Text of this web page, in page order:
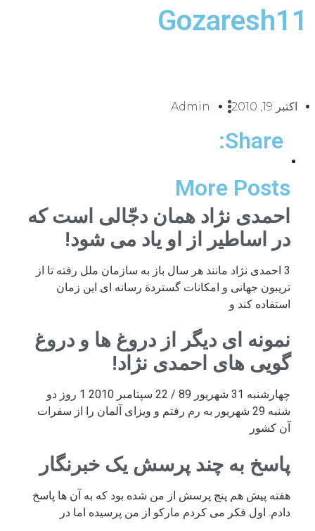
Gozaresh11
اکتبر 19, 2010 Admin
Share:
More Posts
احمدی نژاد همان دجّالی است که
در اساطیر از او یاد می شود!
3 احمدی نژاد مانند هر سال باز به سازمان ملل رفته تا از
تریبون جهانی و امکانات گستردة رسانه ای این زمان
استفاده کند و
نمونه ای دیگر از دروغ ها و دروغ
گویی های احمدی نژاد!
چهارشنبه 31 شهریور 89 / 22 سپتامبر 2010 1 روز دو
شنبه 29 شهریور به رم رفتم و ویزای آلمان را از سفرات
آن کشور
پاسخ به چند پرسش یک خبرنگار
هفته پیش هم پنج پرسش از من شده بود که به آن ها پاسخ
دادم. اول فکر می کردم مارکو از من پرسیده اما در